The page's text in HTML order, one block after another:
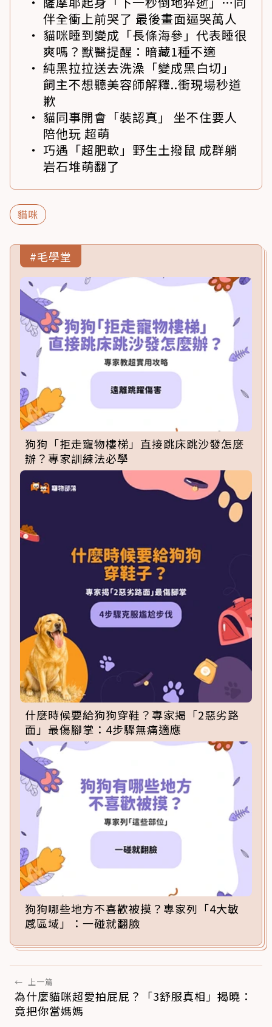
伴全衝上前哭了 最後畫面逼哭萬人
貓咪睡到變成「長條海參」代表睡很
爽嗎？獸醫提醒：暗藏1種不適
純黑拉拉送去洗澡「變成黑白切」
飼主不想聽美容師解釋..衝現場秒道
歉
貓同事開會「裝認真」 坐不住要人
陪他玩 超萌
巧遇「超肥軟」野生土撥鼠 成群躺
岩石堆萌翻了
貓咪
#毛學堂
狗狗「拒走寵物樓梯」直接跳床跳沙發怎麼
辦？專家訓練法必學
什麼時候要給狗狗穿鞋？專家揭「2惡劣路
面」最傷腳掌：4步驟無痛適應
狗狗哪些地方不喜歡被摸？專家列「4大敏
感區域」：一碰就翻臉
← 上一篇
為什麼貓咪超愛拍屁屁？「3舒服真相」揭曉：
竟把你當媽媽